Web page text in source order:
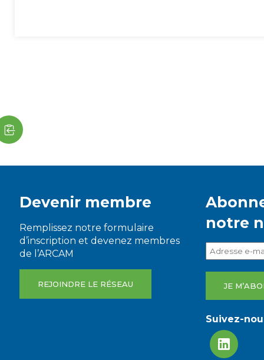
Devenir membre
Remplissez notre formulaire
d’inscription et devenez membres
de l’ARCAM
REJOINDRE LE RÉSEAU
notre
Suivez-